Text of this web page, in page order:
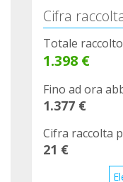
Cifra
Totale
1.398 €
Fino ad ora
1.377 €
Cifra raccolta
21 €